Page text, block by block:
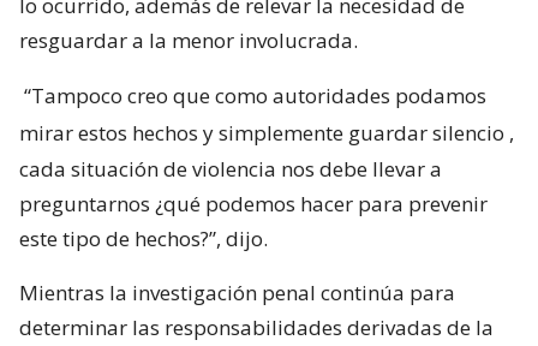
resguardar a la menor involucrada.
“Tampoco creo que como autoridades podamos
mirar estos hechos y simplemente guardar silencio ,
cada situación de violencia nos debe llevar a
preguntarnos ¿qué podemos hacer para prevenir
este tipo de hechos?”, dijo.
Mientras la investigación penal continúa para
determinar las responsabilidades derivadas de la